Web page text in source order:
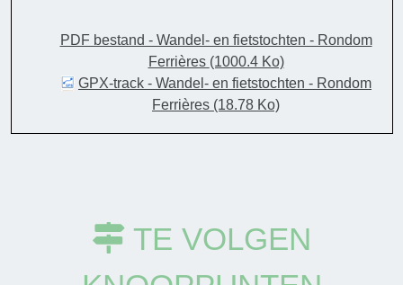
PDF bestand - Wandel- en fietstochten - Rondom
Ferrières (1000.4 Ko)
GPX-track - Wandel- en fietstochten - Rondom
Ferrières (18.78 Ko)
TE VOLGEN